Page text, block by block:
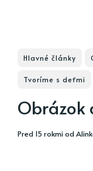
Hlavné články
Tvoríme s deťmi
Obrázok
pred 15 rokmiod